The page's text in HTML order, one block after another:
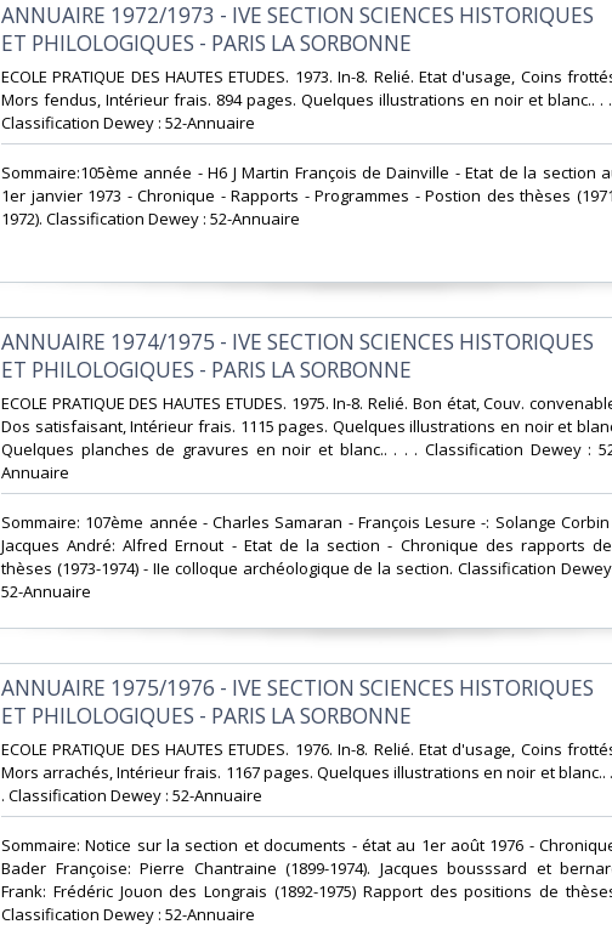
‎ANNUAIRE 1972/1973 - IVE SECTION SCIENCES HISTORIQUES
ET PHILOLOGIQUES - PARIS LA SORBONNE‎
‎ECOLE PRATIQUE DES HAUTES ETUDES. 1973. In-8. Relié. Etat d'usage, Coins
Mors fendus, Intérieur frais. 894 pages. Quelques illustrations en noir et blanc.. .
Classification Dewey : 52-Annuaire‎
‎Sommaire:105ème année - H6 J Martin François de Dainville - Etat de la section
1er janvier 1973 - Chronique - Rapports - Programmes - Postion des thèses
1972). Classification Dewey : 52-Annuaire‎
‎ANNUAIRE 1974/1975 - IVE SECTION SCIENCES HISTORIQUES
ET PHILOLOGIQUES - PARIS LA SORBONNE‎
‎ECOLE PRATIQUE DES HAUTES ETUDES. 1975. In-8. Relié. Bon état, Couv.
Dos satisfaisant, Intérieur frais. 1115 pages. Quelques illustrations en noir et
Quelques planches de gravures en noir et blanc.. . . . Classification Dewey :
Annuaire‎
‎Sommaire: 107ème année - Charles Samaran - François Lesure -: Solange
Jacques André: Alfred Ernout - Etat de la section - Chronique des rapports
thèses (1973-1974) - IIe colloque archéologique de la section. Classification
52-Annuaire‎
‎ANNUAIRE 1975/1976 - IVE SECTION SCIENCES HISTORIQUES
ET PHILOLOGIQUES - PARIS LA SORBONNE‎
‎ECOLE PRATIQUE DES HAUTES ETUDES. 1976. In-8. Relié. Etat d'usage, Coins
Mors arrachés, Intérieur frais. 1167 pages. Quelques illustrations en noir et blanc..
. Classification Dewey : 52-Annuaire‎
‎Sommaire: Notice sur la section et documents - état au 1er août 1976 -
Bader Françoise: Pierre Chantraine (1899-1974). Jacques bousssard et
Frank: Frédéric Jouon des Longrais (1892-1975) Rapport des positions de
Classification Dewey : 52-Annuaire‎